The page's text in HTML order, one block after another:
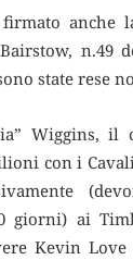
anche
n.49
state rese
Wiggins, il
con i
giorni) ai
Kevin